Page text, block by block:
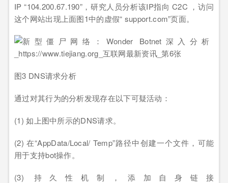
IP “104.200.67.190”，研究人员分析该IP指向 C2C ，访问
这个网站出现上面图1中的虚假“ support.com”页面。
图3 DNS请求分析
通过对其行为的分析发现存在以下可疑活动：
(1) 如上图中所示的DNS请求。
(2) 在“AppData/Local/ Temp”路径中创建一个文件，可能
用于支持bot操作。
(3) 持久性机制，添加自身链接